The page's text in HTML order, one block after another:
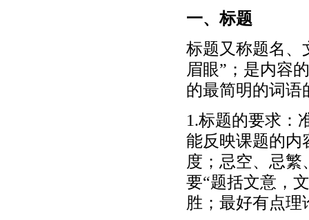
一、标题
标题又称题名、
眉眼”；是内容
的最简明的词语
1.标题的要求：
能反映课题的内
度；忌空、忌
要“题括文意，
胜；最好有点理